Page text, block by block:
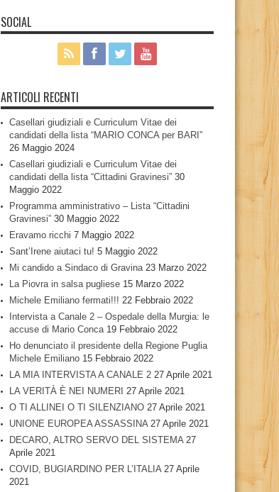
SOCIAL
ARTICOLI RECENTI
Casellari giudiziali e Curriculum Vitae dei
candidati della lista “MARIO CONCA per BARI”
26 Maggio 2024
Casellari giudiziali e Curriculum Vitae dei
candidati della lista “Cittadini Gravinesi” 30
Maggio 2022
Programma amministrativo – Lista “Cittadini
Gravinesi” 30 Maggio 2022
Eravamo ricchi 7 Maggio 2022
Sant’Irene aiutaci tu! 5 Maggio 2022
Mi candido a Sindaco di Gravina 23 Marzo 2022
La Piovra in salsa pugliese 15 Marzo 2022
Michele Emiliano fermati!!! 22 Febbraio 2022
Intervista a Canale 2 – Ospedale della Murgia: le
accuse di Mario Conca 19 Febbraio 2022
Ho denunciato il presidente della Regione Puglia
Michele Emiliano 15 Febbraio 2022
LA MIA INTERVISTA A CANALE 2 27 Aprile 2021
LA VERITÀ È NEI NUMERI 27 Aprile 2021
O TI ALLINEI O TI SILENZIANO 27 Aprile 2021
UNIONE EUROPEA ASSASSINA 27 Aprile 2021
DECARO, ALTRO SERVO DEL SISTEMA 27
Aprile 2021
COVID, BUGIARDINO PER L’ITALIA 27 Aprile
2021